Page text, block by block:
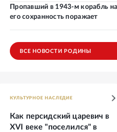
Пропавший в 1943-м корабль
его сохранность поражает
ВСЕ НОВОСТИ РОДИНЫ
КУЛЬТУРНОЕ НАСЛЕДИЕ
Как персидский царевич в
XVI веке "поселился" в